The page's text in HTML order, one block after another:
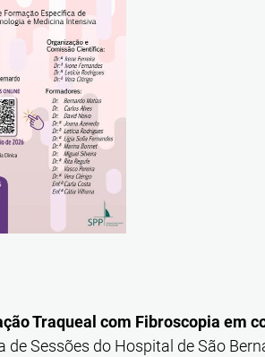
Défice de Alfa-1 Antitripsina
de Fibrose Quística
Traqueal com Fibroscopia em
de Sessões do Hospital de São